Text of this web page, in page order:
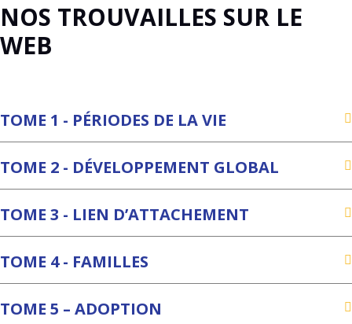
NOS TROUVAILLES SUR LE
WEB
TOME 1 - PÉRIODES DE LA VIE
TOME 2 - DÉVELOPPEMENT GLOBAL
TOME 3 - LIEN D’ATTACHEMENT
TOME 4 - FAMILLES
TOME 5 – ADOPTION